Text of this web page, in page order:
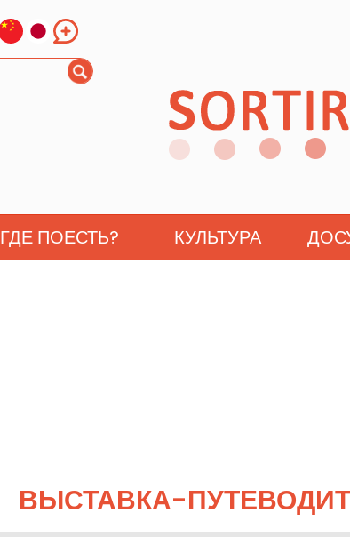
ГДЕ ПОЕСТЬ? КУЛЬТУРА
ВЫСТАВКА-